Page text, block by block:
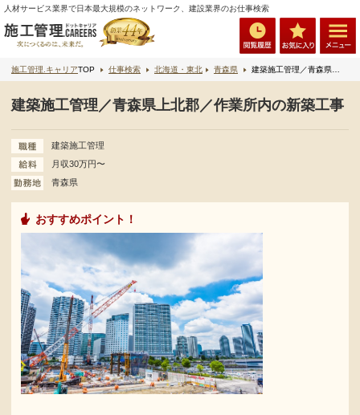
人材サービス業界で日本最大規模のネットワーク、建設業界のお仕事検索
施工管理.キャリアTOP 仕事検索 北海道・東北 青森県 建築施工管理／青森県上北郡／作業所内の新築工事
建築施工管理／青森県上北郡／作業所内の新築工事
建築施工管理
月収30万円〜
青森県
おすすめポイント！